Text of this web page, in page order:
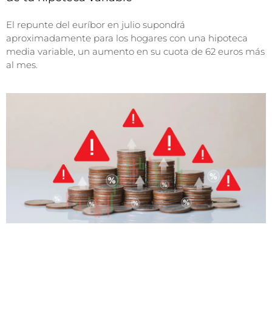
El repunte del euríbor en julio supondrá
aproximadamente para los hogares con una hipoteca
media variable, un aumento en su cuota de 62 euros más
al mes.